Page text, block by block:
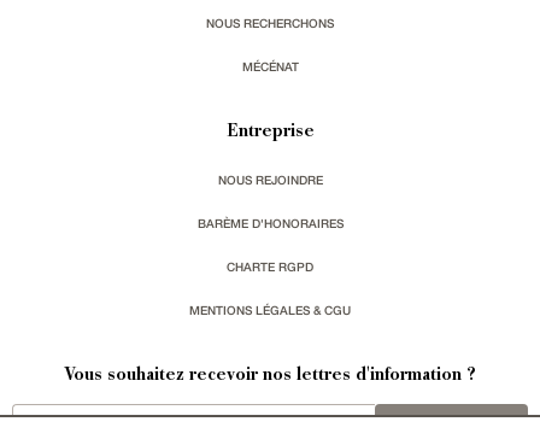
NOUS RECHERCHONS
MÉCÉNAT
Entreprise
NOUS REJOINDRE
BARÈME D'HONORAIRES
CHARTE RGPD
MENTIONS LÉGALES & CGU
Vous souhaitez recevoir nos lettres d'information ?